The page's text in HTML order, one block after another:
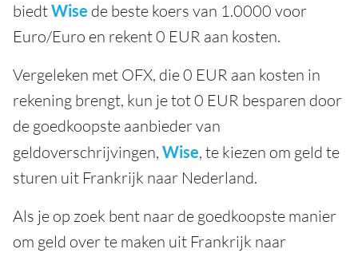
biedtWise de beste koers van 1.0000 voor
Euro/Euro en rekent 0 EUR aan kosten.
Vergeleken met OFX, die 0 EUR aan kosten in
rekening brengt, kun je tot 0 EUR besparen door
de goedkoopste aanbieder van
geldoverschrijvingen, Wise, te kiezen om geld te
sturen uit Frankrijk naar Nederland.
Als je op zoek bent naar de goedkoopste manier
om geld over te maken uit Frankrijk naar